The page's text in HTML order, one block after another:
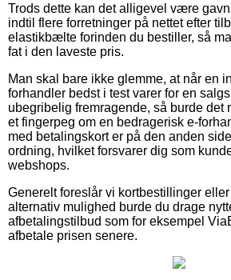
Trods dette kan det alligevel være
indtil flere forretninger på nettet efter
elastikbælte forinden du bestiller, så
fat i den laveste pris.
Man skal bare ikke glemme, at når en
forhandler bedst i test varer for en
ubegribelig fremragende, så burde
et fingerpeg om en bedragerisk e-
med betalingskort er på den anden
ordning, hvilket forsvarer dig som
webshops.
Generelt foreslår vi kortbestillinger
alternativ mulighed burde du drage
afbetalingstilbud som for eksempel
afbetale prisen senere.